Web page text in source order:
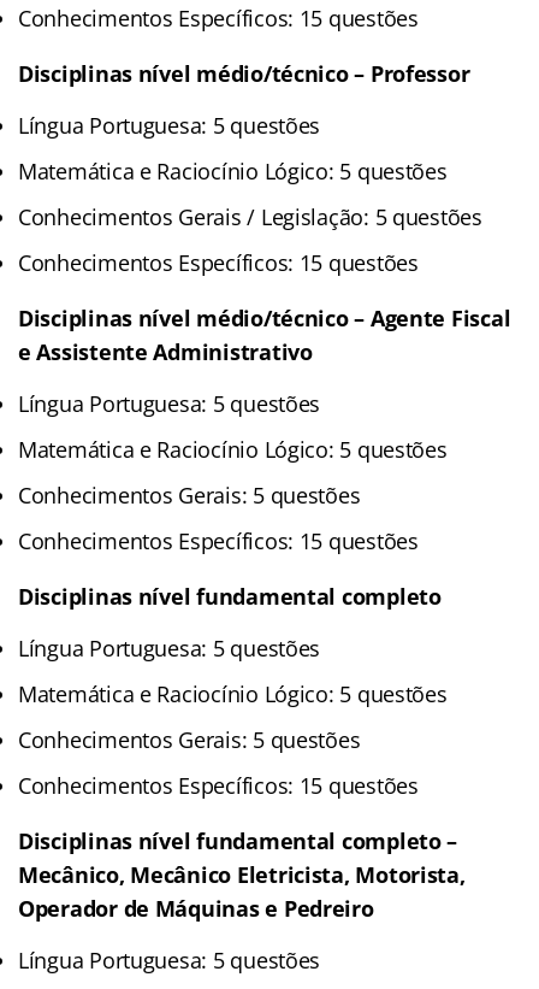
Conhecimentos Específicos: 15 questões
Disciplinas nível médio/técnico – Professor
Língua Portuguesa: 5 questões
Matemática e Raciocínio Lógico: 5 questões
Conhecimentos Gerais / Legislação: 5 questões
Conhecimentos Específicos: 15 questões
Disciplinas nível médio/técnico – Agente Fiscal
e Assistente Administrativo
Língua Portuguesa: 5 questões
Matemática e Raciocínio Lógico: 5 questões
Conhecimentos Gerais: 5 questões
Conhecimentos Específicos: 15 questões
Disciplinas nível fundamental completo
Língua Portuguesa: 5 questões
Matemática e Raciocínio Lógico: 5 questões
Conhecimentos Gerais: 5 questões
Conhecimentos Específicos: 15 questões
Disciplinas nível fundamental completo –
Mecânico, Mecânico Eletricista, Motorista,
Operador de Máquinas e Pedreiro
Língua Portuguesa: 5 questões